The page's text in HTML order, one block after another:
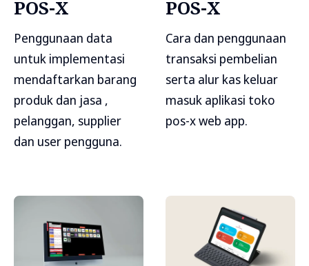
POS-X
Penggunaan data
untuk implementasi
mendaftarkan barang
produk dan jasa ,
pelanggan, supplier
dan user pengguna.
POS-X
Cara dan penggunaan
transaksi pembelian
serta alur kas keluar
masuk aplikasi toko
pos-x web app.